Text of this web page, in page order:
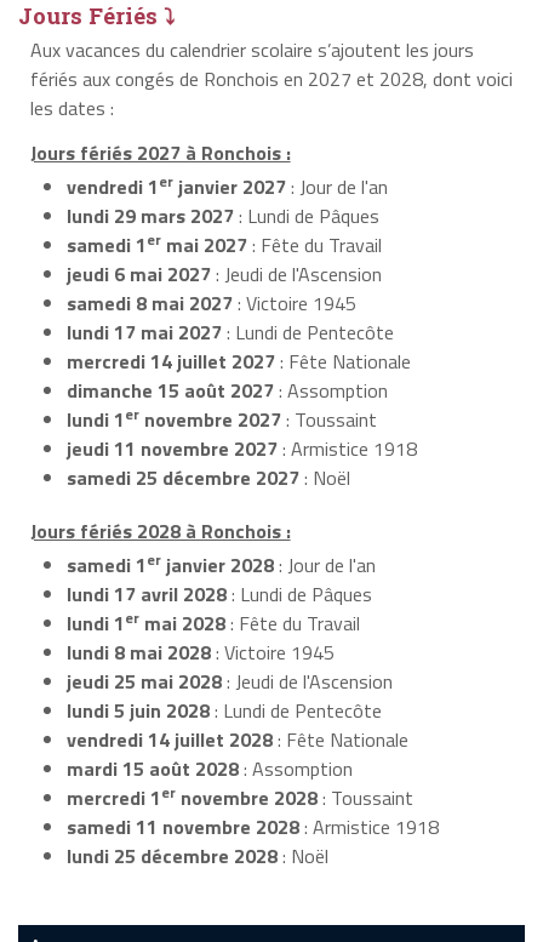
Jours Fériés ⤵
Aux vacances du calendrier scolaire s’ajoutent les jours
fériés aux congés de Ronchois en 2027 et 2028, dont voici
les dates :
Jours fériés 2027 à Ronchois :
vendredi 1er janvier 2027: Jour de l'an
lundi 29 mars 2027: Lundi de Pâques
samedi 1er mai 2027: Fête du Travail
jeudi 6 mai 2027: Jeudi de l'Ascension
samedi 8 mai 2027: Victoire 1945
lundi 17 mai 2027: Lundi de Pentecôte
mercredi 14 juillet 2027: Fête Nationale
dimanche 15 août 2027: Assomption
lundi 1er novembre 2027: Toussaint
jeudi 11 novembre 2027: Armistice 1918
samedi 25 décembre 2027: Noël
Jours fériés 2028 à Ronchois :
samedi 1er janvier 2028: Jour de l'an
lundi 17 avril 2028: Lundi de Pâques
lundi 1er mai 2028: Fête du Travail
lundi 8 mai 2028: Victoire 1945
jeudi 25 mai 2028: Jeudi de l'Ascension
lundi 5 juin 2028: Lundi de Pentecôte
vendredi 14 juillet 2028: Fête Nationale
mardi 15 août 2028: Assomption
mercredi 1er novembre 2028: Toussaint
samedi 11 novembre 2028: Armistice 1918
lundi 25 décembre 2028: Noël